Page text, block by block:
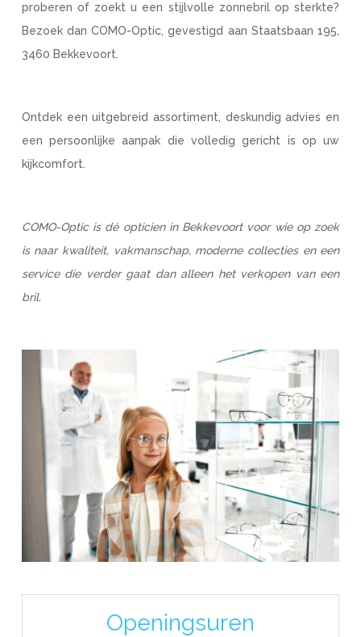
proberen of zoekt u een stijlvolle zonnebril op sterkte?
Bezoek dan COMO-Optic, gevestigd aan Staatsbaan 195,
3460 Bekkevoort.
Ontdek een uitgebreid assortiment, deskundig advies en
een persoonlijke aanpak die volledig gericht is op uw
kijkcomfort.
COMO-Optic is dé opticien in Bekkevoort voor wie op zoek
is naar kwaliteit, vakmanschap, moderne collecties en een
service die verder gaat dan alleen het verkopen van een
bril.
Openingsuren